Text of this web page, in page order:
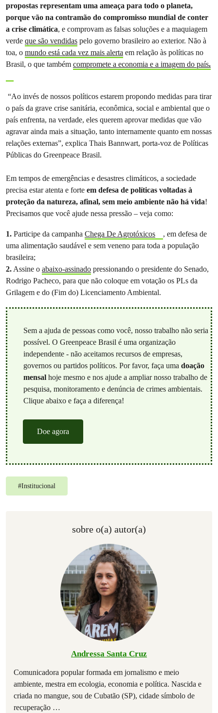
propostas representam uma ameaça para todo o planeta,
porque vão na contramão do compromisso mundial de conter
a crise climática, e comprovam as falsas soluções e a maquiagem
verde que são vendidas pelo governo brasileiro ao exterior. Não à
toa, o mundo está cada vez mais alerta em relação às políticas no
Brasil, o que também compromete a economia e a imagem do país.
“Ao invés de nossos políticos estarem propondo medidas para tirar
o país da grave crise sanitária, econômica, social e ambiental que o
país enfrenta, na verdade, eles querem aprovar medidas que vão
agravar ainda mais a situação, tanto internamente quanto em nossas
relações externas”, explica Thais Bannwart, porta-voz de Políticas
Públicas do Greenpeace Brasil.
Em tempos de emergências e desastres climáticos, a sociedade
precisa estar atenta e forte em defesa de políticas voltadas à
proteção da natureza, afinal, sem meio ambiente não há vida!
Precisamos que você ajude nessa pressão – veja como:
1. Participe da campanha Chega De Agrotóxicos
, em defesa de
uma alimentação saudável e sem veneno para toda a população
brasileira;
2.Assine o abaixo-assinado pressionando o presidente do Senado,
Rodrigo Pacheco, para que não coloque em votação os PLs da
Grilagem e do (Fim do) Licenciamento Ambiental.
Sem a ajuda de pessoas como você, nosso trabalho não seria
possível. O Greenpeace Brasil é uma organização
independente - não aceitamos recursos de empresas,
governos ou partidos políticos. Por favor, faça uma doação
mensalhoje mesmo e nos ajude a ampliar nosso trabalho de
pesquisa, monitoramento e denúncia de crimes ambientais.
Clique abaixo e faça a diferença!
Doe agora
#Institucional
sobre o(a) autor(a)
Andressa Santa Cruz
Comunicadora popular formada em jornalismo e meio
ambiente, mestra em ecologia, economia e política. Nascida e
criada no mangue, sou de Cubatão (SP), cidade símbolo de
recuperação …